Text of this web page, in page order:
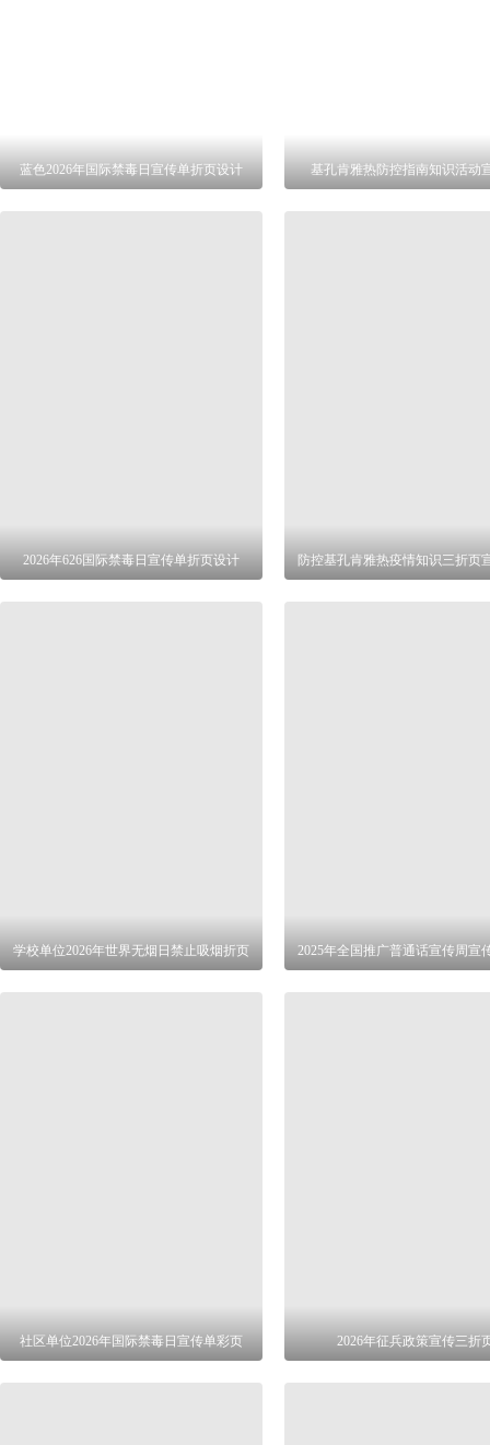
蓝色2026年国际禁毒日宣传单折页设计 基孔肯雅热防控指南知识活动
2026年626国际禁毒日宣传单折页设计 防控基孔肯雅热疫情知识三折页
学校单位2026年世界无烟日禁止吸烟折页 2025年全国推广普通话宣传周宣
社区单位2026年国际禁毒日宣传单彩页 2026年征兵政策宣传三折